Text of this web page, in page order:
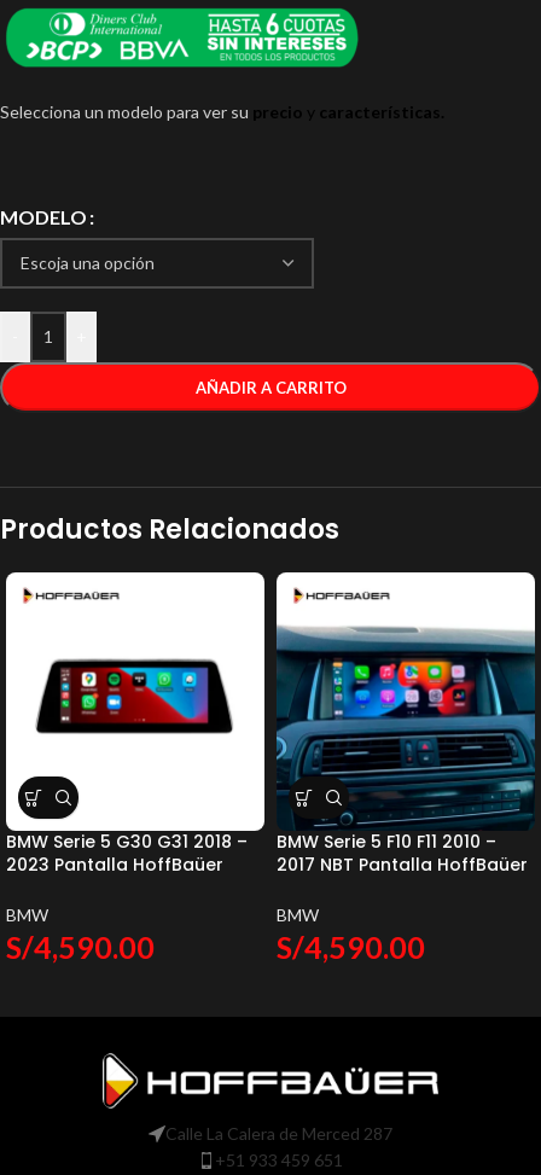
Selecciona un modelo para ver su precio y características.
MODELO
AÑADIR A CARRITO
Productos Relacionados
BMW Serie 5 G30 G31 2018 –
2023 Pantalla HoffBaüer
Android Auto Hoffmann &
Baüer
BMW
S/4,590.00
BMW Serie 5 F10 F11 2010 –
2017 NBT Pantalla HoffBaüer
Android Auto Hoffmann &
Baüer
BMW
S/4,590.00
Calle La Calera de Merced 287
+51 933 459 651